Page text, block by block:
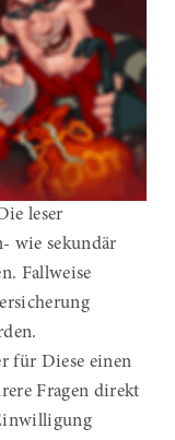
leser
wie sekundär
Fallweise
für Diese einen
Fragen direkt